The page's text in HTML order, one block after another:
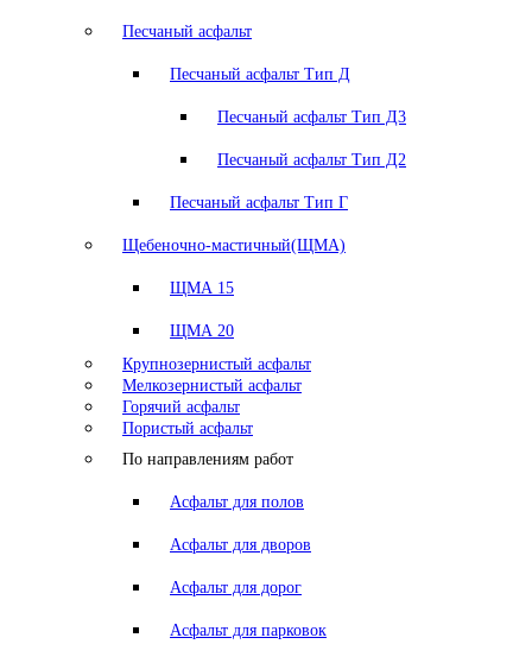
Песчаный асфальт
Песчаный асфальт Тип Д
Песчаный асфальт Тип Д3
Песчаный асфальт Тип Д2
Песчаный асфальт Тип Г
Щебеночно-мастичный(ЩМА)
ЩМА 15
ЩМА 20
Крупнозернистый асфальт
Мелкозернистый асфальт
Горячий асфальт
Пористый асфальт
По направлениям работ
Асфальт для полов
Асфальт для дворов
Асфальт для дорог
Асфальт для парковок